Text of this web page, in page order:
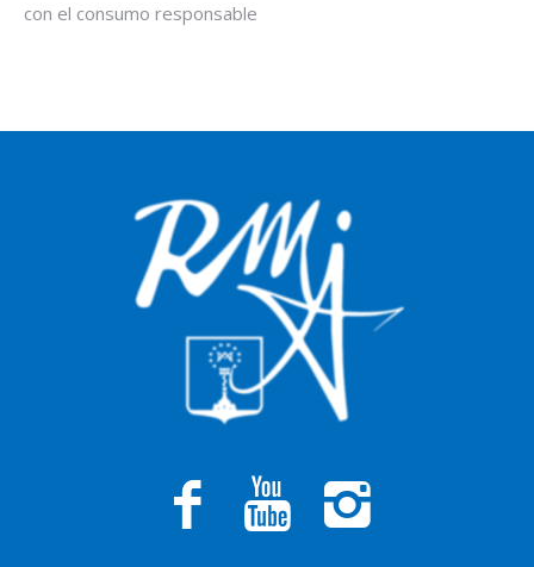
con el consumo responsable